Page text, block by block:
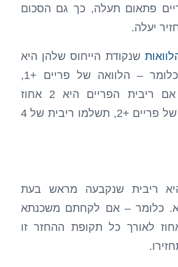
פתאום תעלה, כך גם הסכום
יעלה.
שנקודת הייחוס שלהן היא
ריבית הפריים, כלומר – הלוואה של פריים +1,
פריים +2 וכו’. אם ריבית הפריים היא 2 אחוז
ולקחתם הלוואה של פריים +2, תשלמו ריבית של 4
ריבית שנקבעה מראש בעת
כלומר – אם לקחתם משכנתא
של 2 אחוז לאורך כל תקופת ההחזר זו